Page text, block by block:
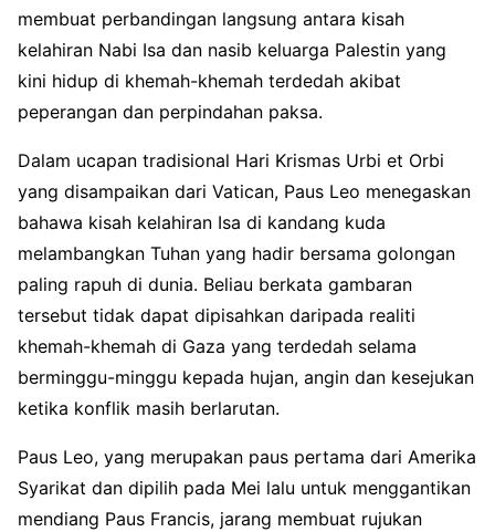
membuat perbandingan langsung antara kisah
kelahiran Nabi Isa dan nasib keluarga Palestin yang
kini hidup di khemah-khemah terdedah akibat
peperangan dan perpindahan paksa.
Dalam ucapan tradisional Hari Krismas Urbi et Orbi
yang disampaikan dari Vatican, Paus Leo menegaskan
bahawa kisah kelahiran Isa di kandang kuda
melambangkan Tuhan yang hadir bersama golongan
paling rapuh di dunia. Beliau berkata gambaran
tersebut tidak dapat dipisahkan daripada realiti
khemah-khemah di Gaza yang terdedah selama
berminggu-minggu kepada hujan, angin dan kesejukan
ketika konflik masih berlarutan.
Paus Leo, yang merupakan paus pertama dari Amerika
Syarikat dan dipilih pada Mei lalu untuk menggantikan
mendiang Paus Francis, jarang membuat rujukan